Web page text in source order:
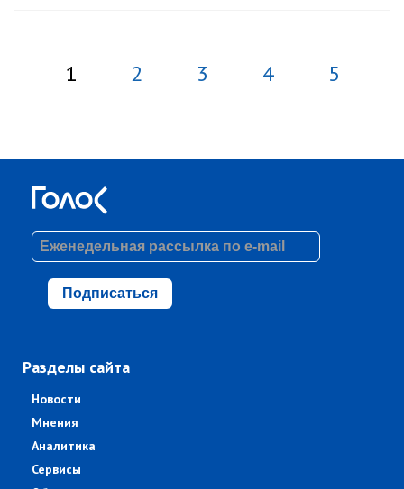
1 2 3 4 5
Подписаться
Разделы сайта
Новости
Мнения
Аналитика
Сервисы